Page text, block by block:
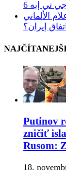
الألماني
اتفاق إيران؟
Putinov
zničiť
Rusom:
18.